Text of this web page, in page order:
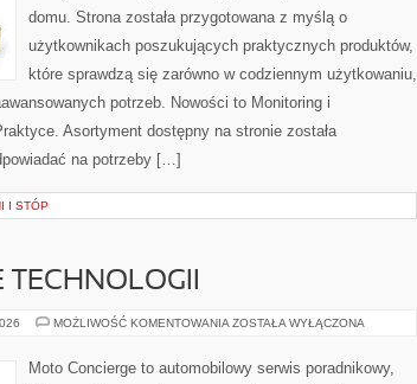
domu. Strona została przygotowana z myślą o
użytkownikach poszukujących praktycznych produktów,
które sprawdzą się zarówno w codziennym użytkowaniu,
potrzeb. Nowości to Monitoring i
Asortyment dostępny na stronie została
na potrzeby […]
I STÓP
TECHNOLOGII
MOŻLIWOŚĆ KOMENTOWANIA TESTY
TECHNOLOGII
ZOSTAŁA WYŁĄCZONA
Moto Concierge to automobilowy serwis poradnikowy,